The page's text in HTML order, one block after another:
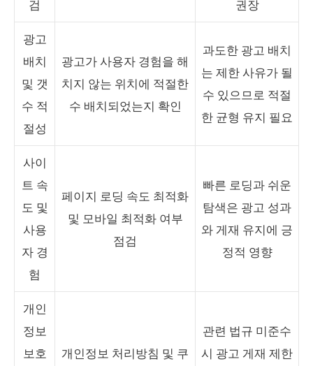
검
권장
광고
배치
및 갯
수 적
절성
광고가 사용자 경험을 해
치지 않는 위치에 적절한
수 배치되었는지 확인
과도한 광고 배치
는 제한 사유가 될
수 있으므로 적절
한 균형 유지 필요
사이
트 속
도 및
사용
자 경
험
페이지 로딩 속도 최적화
및 모바일 최적화 여부
점검
빠른 로딩과 쉬운
탐색은 광고 성과
와 게재 유지에 긍
정적 영향
개인
정보
보호
개인정보 처리방침 및 쿠
관련 법규 미준수
시 광고 게재 제한